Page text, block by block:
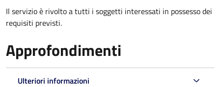
Il servizio è rivolto a tutti i soggetti interessati in possesso dei
requisiti previsti.
Approfondimenti
Ulteriori informazioni